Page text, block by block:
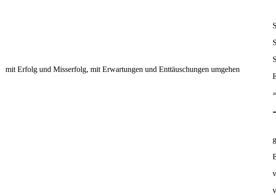
mit Erfolg und Misserfolg, mit Erwartungen und Enttäuschungen umgehen